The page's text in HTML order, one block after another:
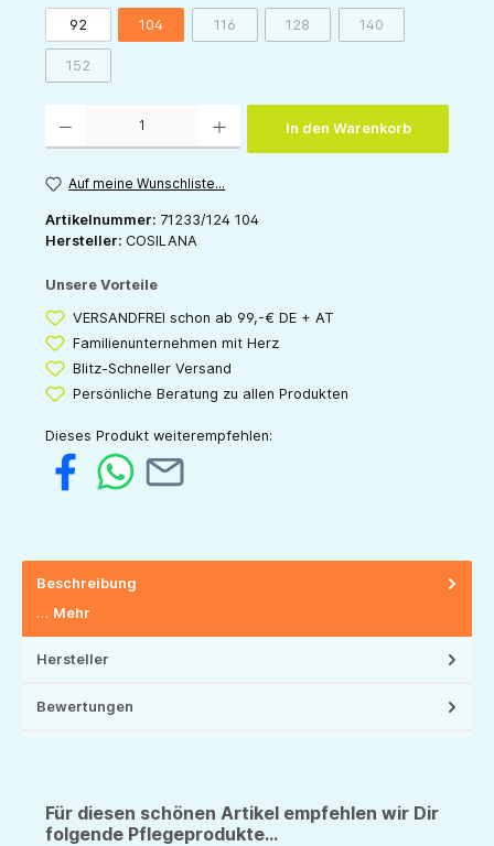
92 104 116(Diese Option ist zurzeit nicht verfügbar.)
128(Diese Option ist zurzeit nicht
140(Diese Option ist
152(Diese Option ist zurzeit nicht verfügbar.)
In den Warenkorb
Auf meine Wunschliste...
Artikelnummer: 71233/124 104
Hersteller: COSILANA
Unsere Vorteile
VERSANDFREI schon ab 99,-€ DE + AT
Familienunternehmen mit Herz
Blitz-Schneller Versand
Persönliche Beratung zu allen Produkten
Dieses Produkt weiterempfehlen:
Beschreibung
… Mehr
Hersteller
Bewertungen
Für diesen schönen Artikel empfehlen wir Dir
folgende Pflegeprodukte...